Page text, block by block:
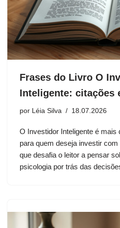
Frases do Livro O
Inteligente: citações
por Léia Silva 18.07.2026
O Investidor Inteligente é mais
para quem deseja investir
que desafia o leitor a pensar
psicologia por trás das